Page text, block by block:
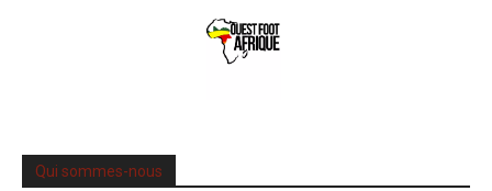
Qui sommes-nous